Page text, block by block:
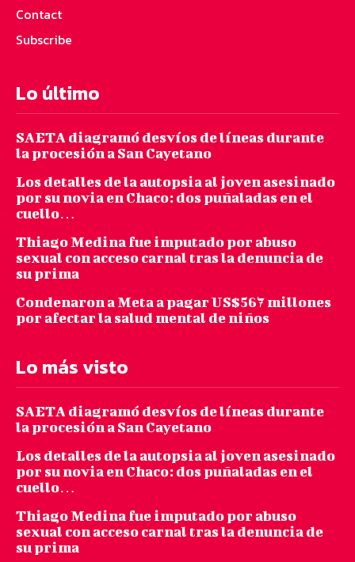
Contact
Subscribe
Lo último
SAETA diagramó desvíos de líneas durante
la procesión a San Cayetano
Los detalles de la autopsia al joven asesinado
por su novia en Chaco: dos puñaladas en el
cuello…
Thiago Medina fue imputado por abuso
sexual con acceso carnal tras la denuncia de
su prima
Condenaron a Meta a pagar US$567 millones
por afectar la salud mental de niños
Lo más visto
SAETA diagramó desvíos de líneas durante
la procesión a San Cayetano
Los detalles de la autopsia al joven asesinado
por su novia en Chaco: dos puñaladas en el
cuello…
Thiago Medina fue imputado por abuso
sexual con acceso carnal tras la denuncia de
su prima